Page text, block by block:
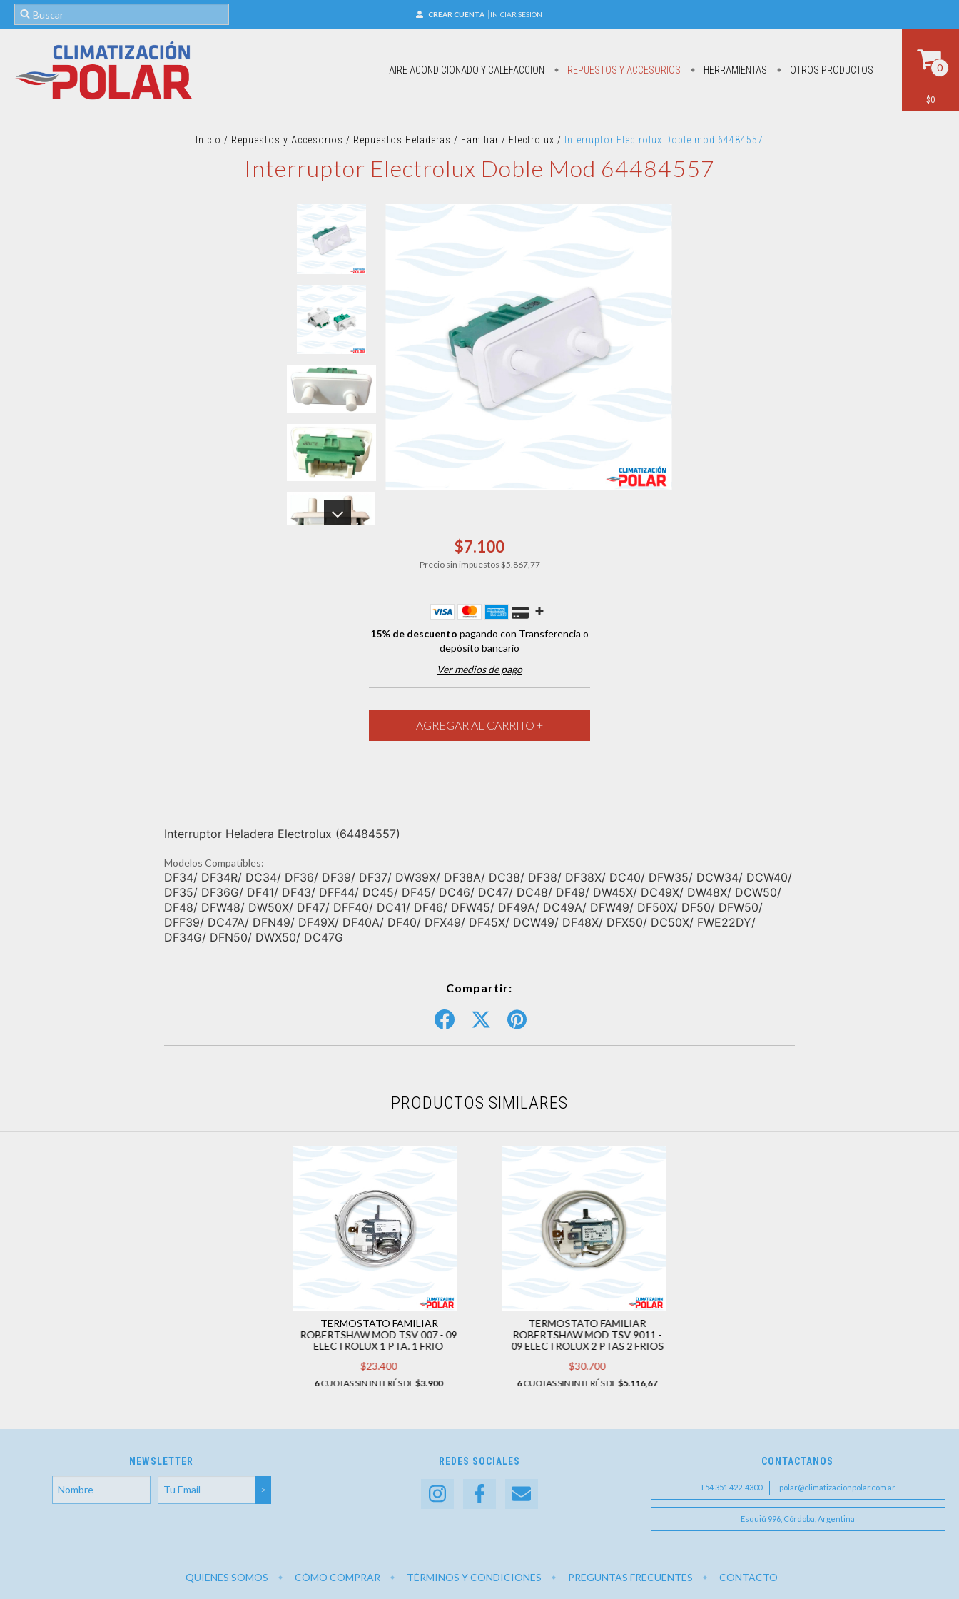
CREAR CUENTA INICIAR SESIÓN
AIRE ACONDICIONADO Y CALEFACCION REPUESTOS Y ACCESORIOS HERRAMIENTAS OTROS PRODUCTOS 0
$0
Inicio / Repuestos y Accesorios / Repuestos Heladeras / Familiar / Electrolux / Interruptor Electrolux Doble mod 64484557
Interruptor Electrolux Doble Mod 64484557
$7.100
Precio sin impuestos $5.867,77
15% de descuento pagando con Transferencia o
depósito bancario
Ver medios de pago
Interruptor Heladera Electrolux (64484557)
Modelos Compatibles:
DF34/ DF34R/ DC34/ DF36/ DF39/ DF37/ DW39X/ DF38A/ DC38/ DF38/ DF38X/ DC40/ DFW35/ DCW34/ DCW40/
DF35/ DF36G/ DF41/ DF43/ DFF44/ DC45/ DF45/ DC46/ DC47/ DC48/ DF49/ DW45X/ DC49X/ DW48X/ DCW50/
DF48/ DFW48/ DW50X/ DF47/ DFF40/ DC41/ DF46/ DFW45/ DF49A/ DC49A/ DFW49/ DF50X/ DF50/ DFW50/
DFF39/ DC47A/ DFN49/ DF49X/ DF40A/ DF40/ DFX49/ DF45X/ DCW49/ DF48X/ DFX50/ DC50X/ FWE22DY/
DF34G/ DFN50/ DWX50/ DC47G
Compartir:
PRODUCTOS SIMILARES
TERMOSTATO FAMILIAR
ROBERTSHAW MOD TSV 007 - 09
ELECTROLUX 1 PTA. 1 FRIO
$23.400
6CUOTAS SIN INTERÉS DE$3.900
TERMOSTATO FAMILIAR
ROBERTSHAW MOD TSV 9011 -
09 ELECTROLUX 2 PTAS 2 FRIOS
$30.700
6CUOTAS SIN INTERÉS DE$5.116,67
NEWSLETTER REDES SOCIALES CONTACTANOS
+54 351 422-4300 polar@climatizacionpolar.com.ar
Esquiú 996, Córdoba, Argentina
QUIENES SOMOS CÓMO COMPRAR TÉRMINOS Y CONDICIONES PREGUNTAS FRECUENTES CONTACTO